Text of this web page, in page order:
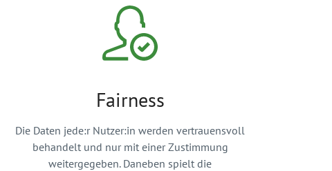
Fairness
Die Daten jede:r Nutzer:in werden vertrauensvoll
behandelt und nur mit einer Zustimmung
weitergegeben. Daneben spielt die